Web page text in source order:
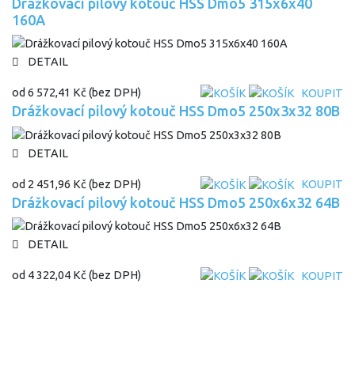
160A
DETAIL
od 6 572,41 Kč(bez DPH) KOUPIT
Drážkovací pilový kotouč HSS Dmo5 250x3x32 80B
DETAIL
od 2 451,96 Kč (bez DPH) KOUPIT
Drážkovací pilový kotouč HSS Dmo5 250x6x32 64B
DETAIL
od 4 322,04 Kč(bez DPH) KOUPIT